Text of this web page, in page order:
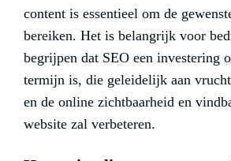
content is essentieel om de
bereiken. Het is belangrijk voor
begrijpen dat SEO een investering
termijn is, die geleidelijk aan
en de online zichtbaarheid en
website zal verbeteren.